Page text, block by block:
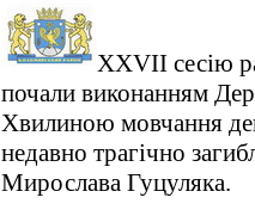
ХХVІІ сесію
почали виконанням
Хвилиною мовчання
недавно трагічно
Мирослава Гуцуляка.